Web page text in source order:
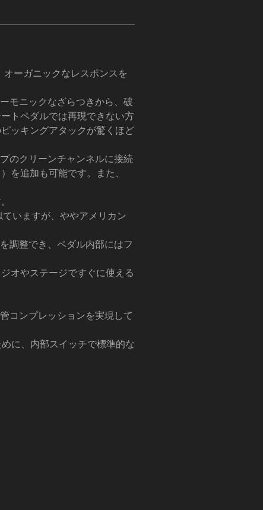
ーガニックなレスポンスを
モニックなざらつきから、破
トペダルでは再現できない方
ッキングアタックが驚くほど
のクリーンチャンネルに接続
を追加も可能です。また、
いますが、ややアメリカン
調整でき、ペダル内部にはフ
オやステージですぐに使える
コンプレッションを実現して
に、内部スイッチで標準的な